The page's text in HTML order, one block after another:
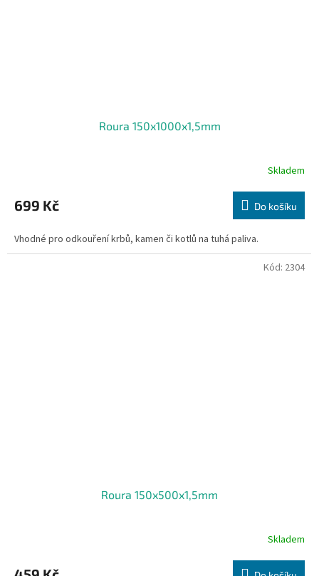
Roura 150x1000x1,5mm
Skladem
699 Kč Do košíku
Vhodné pro odkouření krbů, kamen či kotlů na tuhá paliva.
Roura 150x500x1,5mm
Skladem
Kód: 2304